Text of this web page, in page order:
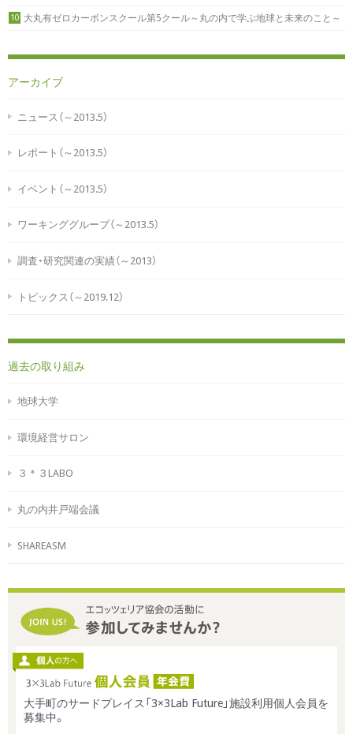
10 大丸有ゼロカーボンスクール第5クール～丸の内で学ぶ地球と未来のこと～
アーカイブ
ニュース（～2013.5）
レポート（～2013.5）
イベント（～2013.5）
ワーキンググループ（～2013.5）
調査・研究関連の実績（～2013）
トピックス（～2019.12）
過去の取り組み
地球大学
環境経営サロン
３＊３LABO
丸の内井戸端会議
SHAREASM
大手町のサードプレイス「3×3Lab Future」施設利用個人会員を
募集中。